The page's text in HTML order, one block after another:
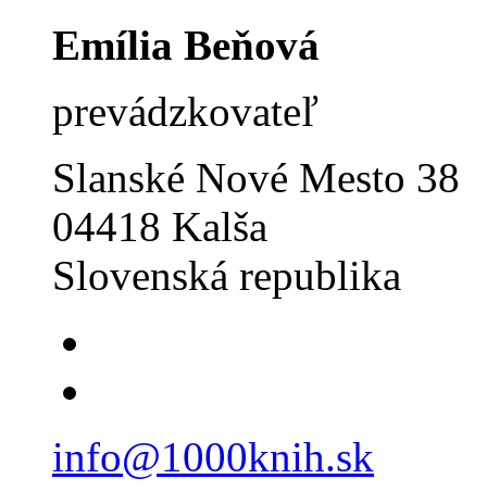
Emília Beňová
prevádzkovateľ
Slanské Nové Mesto 38
04418 Kalša
Slovenská republika
info@1000knih.sk